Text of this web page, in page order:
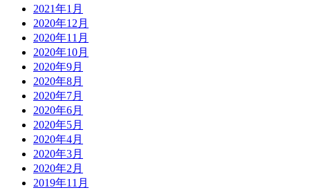
2021年1月
2020年12月
2020年11月
2020年10月
2020年9月
2020年8月
2020年7月
2020年6月
2020年5月
2020年4月
2020年3月
2020年2月
2019年11月